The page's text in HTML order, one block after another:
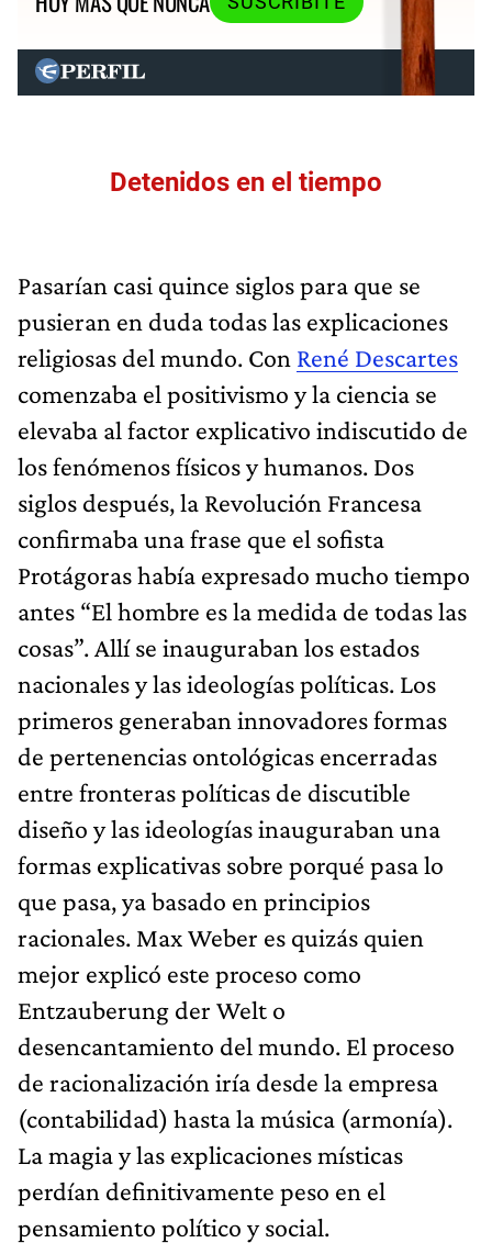
Detenidos en el tiempo
Pasarían casi quince siglos para que se
pusieran en duda todas las explicaciones
religiosas del mundo. Con René Descartes
comenzaba el positivismo y la ciencia se
elevaba al factor explicativo indiscutido de
los fenómenos físicos y humanos. Dos
siglos después, la Revolución Francesa
confirmaba una frase que el sofista
Protágoras había expresado mucho tiempo
antes “El hombre es la medida de todas las
cosas”. Allí se inauguraban los estados
nacionales y las ideologías políticas. Los
primeros generaban innovadores formas
de pertenencias ontológicas encerradas
entre fronteras políticas de discutible
diseño y las ideologías inauguraban una
formas explicativas sobre porqué pasa lo
que pasa, ya basado en principios
racionales. Max Weber es quizás quien
mejor explicó este proceso como
Entzauberung der Welt o
desencantamiento del mundo. El proceso
de racionalización iría desde la empresa
(contabilidad) hasta la música (armonía).
La magia y las explicaciones místicas
perdían definitivamente peso en el
pensamiento político y social.